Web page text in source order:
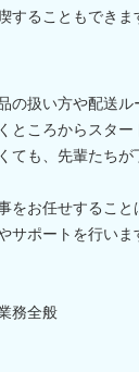
することもできま
の扱い方や配送ル
ところからスター
ても、先輩たち
をお任せすること
サポートを行いま
務全般